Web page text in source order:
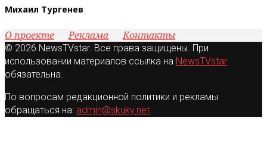
Михаил Тургенев
О проекте Реклама Контакты
© 2026 NewsTVstar. Все права защищены. При
использовании материалов ссылка на NewsTVstar
обязательна.
По вопросам редакционной политики и рекламы
обращаться на: admin@skuky.net